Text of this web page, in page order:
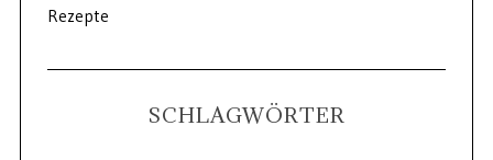
Rezepte
SCHLAGWÖRTER